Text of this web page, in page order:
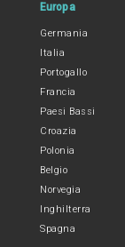
Europa
Germania
Italia
Portogallo
Francia
Paesi Bassi
Croazia
Polonia
Belgio
Norvegia
Inghilterra
Spagna